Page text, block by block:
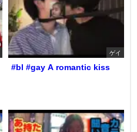
ゲイ
#bl #gay A romantic kiss